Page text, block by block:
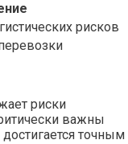
рисков
риски
важны